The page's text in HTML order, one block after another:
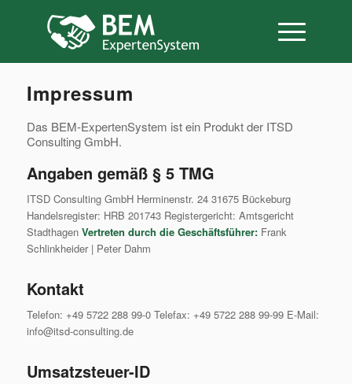
Impressum
Das BEM-ExpertenSystem ist ein Produkt der ITSD
Consulting GmbH.
Angaben gemäß § 5 TMG
ITSD Consulting GmbH Herminenstr. 24 31675 Bückeburg
Handelsregister: HRB 201743 Registergericht: Amtsgericht
Stadthagen Vertreten durch die Geschäftsführer:Frank
Schlinkheider | Peter Dahm
Kontakt
Telefon: +49 5722 288 99-0 Telefax: +49 5722 288 99-99 E-Mail:
info@itsd-consulting.de
Umsatzsteuer-ID